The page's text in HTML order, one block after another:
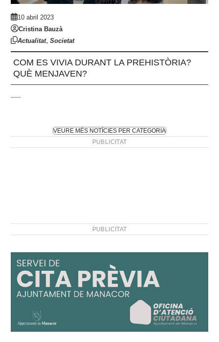
10 abril 2023
Cristina Bauzà
Actualitat,Societat
COM ES VIVIA DURANT LA PREHISTÒRIA?
QUÈ MENJAVEN?
VEURE MÉS NOTÍCIES PER CATEGORIA
PUBLICITAT
PUBLICITAT